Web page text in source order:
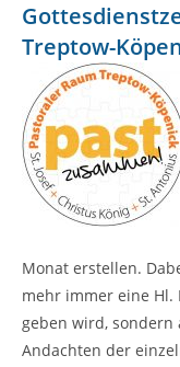
Treptow-
Monat erstellen.
mehr immer eine Hl.
geben wird, sondern
Andachten der